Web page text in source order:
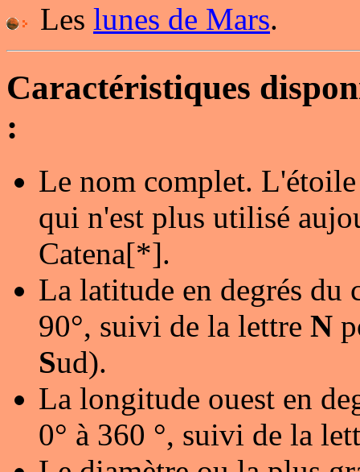
Les lunes de Mars.
Caractéristiques
:
Le nom complet.
qui n'est plus utilisé
Catena[*].
La latitude en degrés du
90°, suivi de la lettre N
Sud).
La longitude ouest en
0° à 360 °, suivi de la